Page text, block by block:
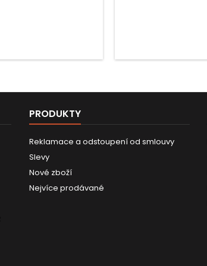
PRODUKTY
Reklamace a odstoupení od smlouvy
Slevy
Nové zboží
Nejvíce prodávané